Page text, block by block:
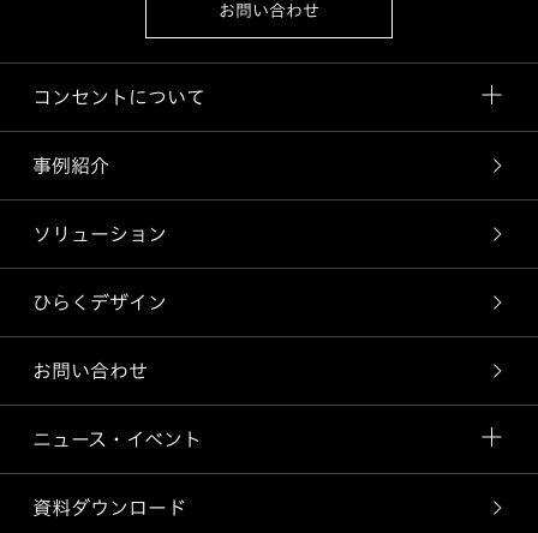
お問い合わせ
コンセントについて
事例紹介
ソリューション
ひらくデザイン
お問い合わせ
ニュース・イベント
資料ダウンロード